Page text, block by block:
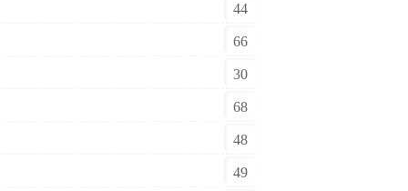
44
66
30
68
48
49